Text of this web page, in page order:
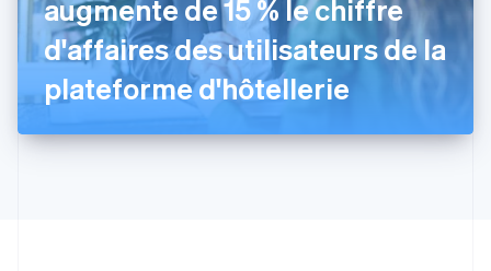
augmente de 15 % le chiffre
d'affaires des utilisateurs de la
plateforme d'hôtellerie
English
Hongrie
English
Inde
English
English